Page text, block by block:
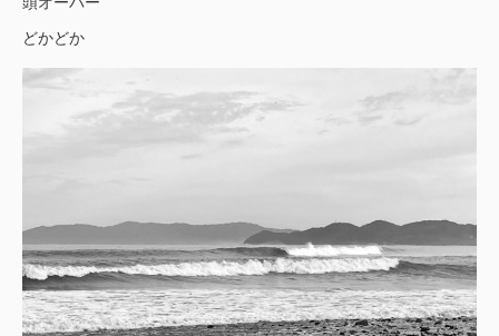
どかどか